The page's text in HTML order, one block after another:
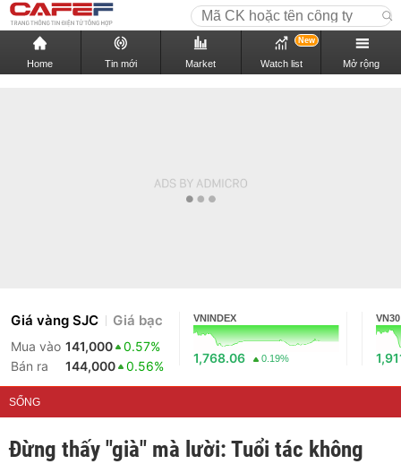
Home Tin mới Market Watch list
New
Mở rộng
Giá vàng SJC Giá bạc
Mua vào 141,000
0.57%
Bán ra
144,000 0.56%
VNINDEX
1,768.06 0.19%
VN30
SỐNG
Đừng thấy "già" mà lười: Tuổi tác không